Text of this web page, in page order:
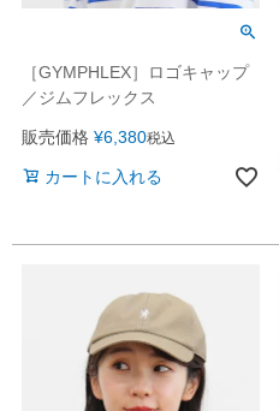
［GYMPHLEX］ロゴキャップ
／ジムフレックス
販売価格 ¥6,380税込
カートに入れる